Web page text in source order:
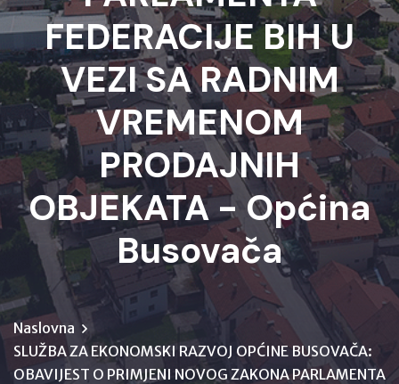
FEDERACIJE BIH U
VEZI SA RADNIM
VREMENOM
PRODAJNIH
OBJEKATA - Općina
Busovača
Naslovna
SLUŽBA ZA EKONOMSKI RAZVOJ OPĆINE BUSOVAČA:
OBAVIJEST O PRIMJENI NOVOG ZAKONA PARLAMENTA